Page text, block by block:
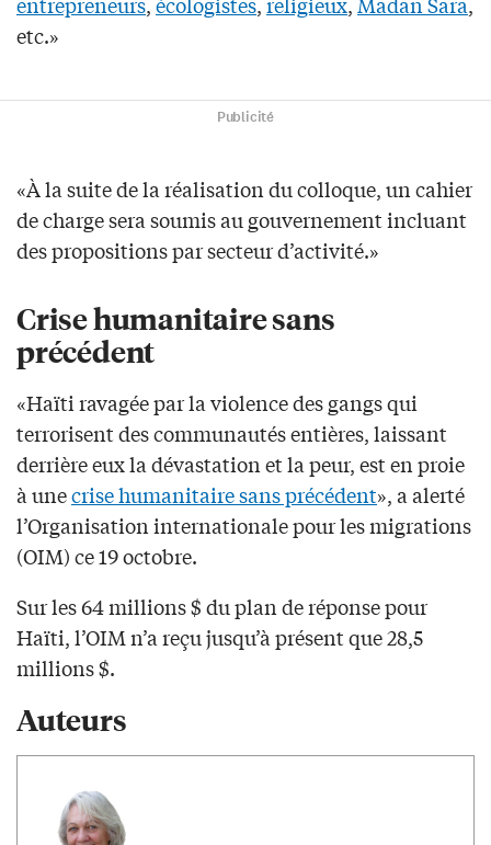
etc.»
Publicité
«À la suite de la réalisation du colloque, un cahier
de charge sera soumis au gouvernement incluant
des propositions par secteur d’activité.»
Crise humanitaire sans
précédent
«Haïti ravagée par la violence des gangs qui
terrorisent des communautés entières, laissant
derrière eux la dévastation et la peur, est en proie
à unecrise humanitaire sans précédent», a alerté
l’Organisation internationale pour les migrations
(OIM) ce 19 octobre.
Sur les 64 millions $ du plan de réponse pour
Haïti, l’OIM n’a reçu jusqu’à présent que 28,5
millions $.
Auteurs